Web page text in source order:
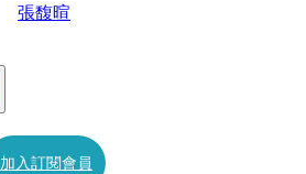
張馥暄
加入訂閱會員